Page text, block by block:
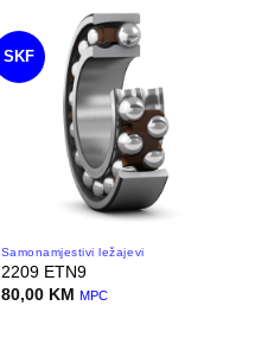
SKF
Samonamjestivi ležajevi
2209 ETN9
80,00 KM MPC